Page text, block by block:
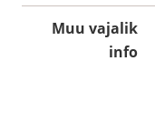
Muu vajalik
info